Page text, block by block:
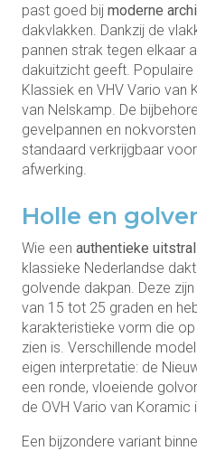
past goed bij moderne
dakvlakken. Dankzij de
pannen strak tegen elkaar
dakuitzicht geeft.
Klassiek en VHV Vario van
van Nelskamp. De
gevelpannen en
standaard verkrijgbaar
afwerking.
Holle en
Wie een authentieke
klassieke Nederlandse
golvende dakpan. Deze
van 15 tot 25 graden en
karakteristieke vorm die
zien is. Verschillende
eigen interpret­atie: de
een ronde, vloeiende
de OVH Vario van Koramic
Een bijzondere variant